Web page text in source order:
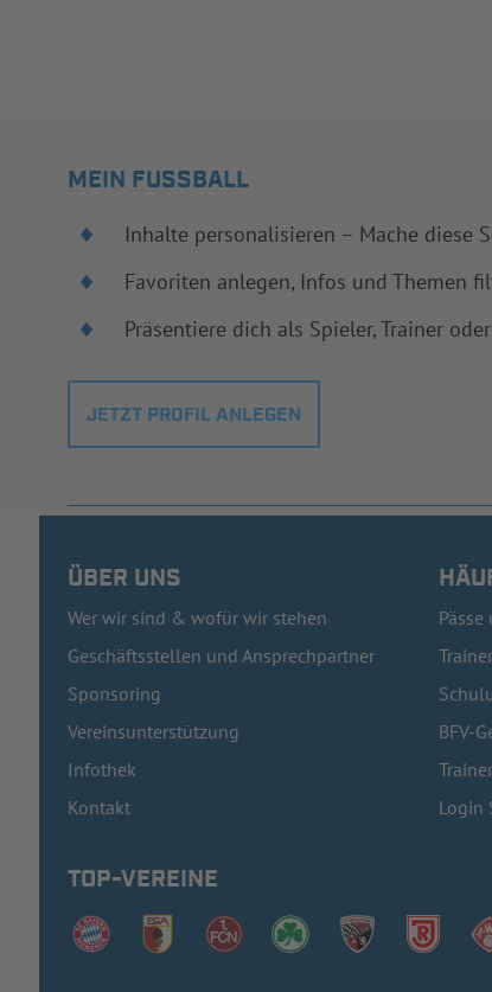
MEIN FUSSBALL
Inhalte personalisieren – Mache diese
Favoriten anlegen, Infos und Themen
Präsentiere dich als Spieler, Trainer
JETZT PROFIL ANLEGEN
ÜBER UNS
Wer wir sind & wofür wir stehen
Geschäftsstellen und Ansprechpartner
Sponsoring
Vereinsunterstützung
Infothek
Kontakt
BFV-
Login
TOP-VEREINE